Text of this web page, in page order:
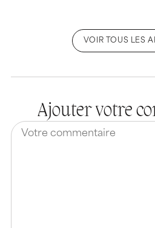
VOIR TOUS LES
Ajouter votre